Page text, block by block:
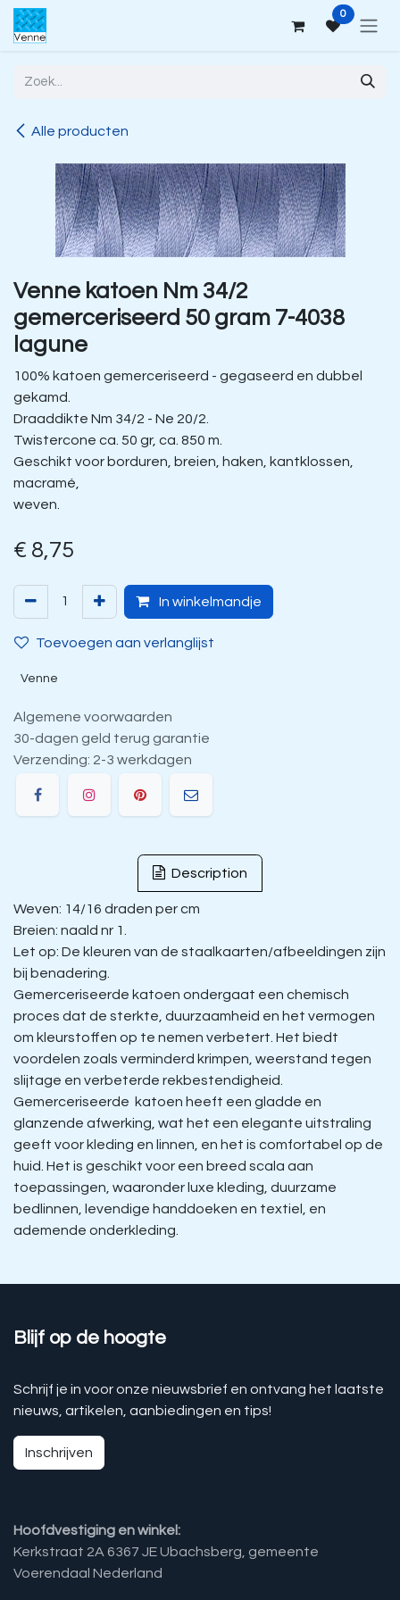
Overslaan naar inhoud 0
Alle producten
Venne katoen Nm 34/2
gemerceriseerd 50 gram 7-4038
lagune
100% katoen gemerceriseerd - gegaseerd en dubbel
gekamd.
Draaddikte Nm 34/2 - Ne 20/2.
Twistercone ca. 50 gr, ca. 850 m.
Geschikt voor borduren, breien, haken, kantklossen,
macramé,
weven.
€ 8,75
In winkelmandje
Toevoegen aan verlanglijst
Venne
Algemene voorwaarden
30-dagen geld terug garantie
Verzending: 2-3 werkdagen
Description
Weven: 14/16 draden per cm
Breien: naald nr 1.
Let op: De kleuren van de staalkaarten/afbeeldingen zijn
bij benadering.
Gemerceriseerde katoen ondergaat een chemisch
proces dat de sterkte, duurzaamheid en het vermogen
om kleurstoffen op te nemen verbetert. Het biedt
voordelen zoals verminderd krimpen, weerstand tegen
slijtage en verbeterde rekbestendigheid.
Gemerceriseerde katoen heeft een gladde en
glanzende afwerking, wat het een elegante uitstraling
geeft voor kleding en linnen, en het is comfortabel op de
huid. Het is geschikt voor een breed scala aan
toepassingen, waaronder luxe kleding, duurzame
bedlinnen, levendige handdoeken en textiel, en
ademende onderkleding.
Blijf op de hoogte
Schrijf je in voor onze nieuwsbrief en ontvang het laatste
nieuws, artikelen, aanbiedingen en tips!
Inschrijven
Hoofdvestiging en winkel:
Kerkstraat 2A 6367 JE Ubachsberg, gemeente
Voerendaal Nederland